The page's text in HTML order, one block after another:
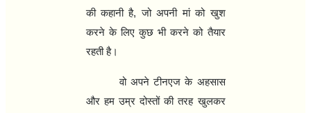
की कहानी है, जो अपनी मां को खुश
करने के लिए कुछ भी करने को तैयार
रहती है।
वो अपने टीनएज के अहसास
और हम उम्र दोस्‍तों की तरह खुलकर